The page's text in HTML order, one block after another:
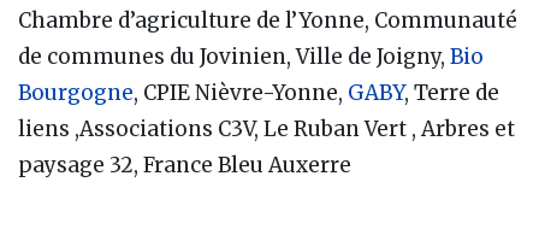
Chambre d’agriculture de l’Yonne, Communauté
de communes du Jovinien, Ville de Joigny, Bio
Bourgogne, CPIE Nièvre-Yonne, GABY, Terre de
liens ,Associations C3V, Le Ruban Vert , Arbres et
paysage 32, France Bleu Auxerre